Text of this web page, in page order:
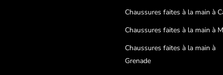
Chaussures faites à la main à
Chaussures faites à la main à
Chaussures faites à la main à
Grenade